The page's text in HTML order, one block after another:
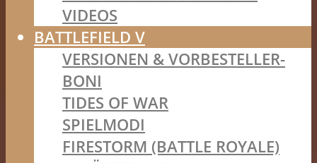
VIDEOS
BATTLEFIELD V
VERSIONEN & VORBESTELLER-
BONI
TIDES OF WAR
SPIELMODI
FIRESTORM (BATTLE ROYALE)